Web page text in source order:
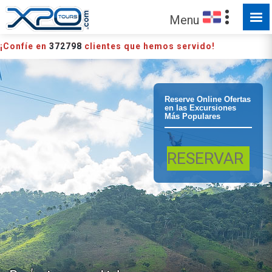
Puerto Plata
Aventura
combinada en
tirolesa
Menu
¡Confíe en 372798 clientes que hemos servido!
Reserve Online Ofertas
en las Excursiones
Más Populares
RESERVAR